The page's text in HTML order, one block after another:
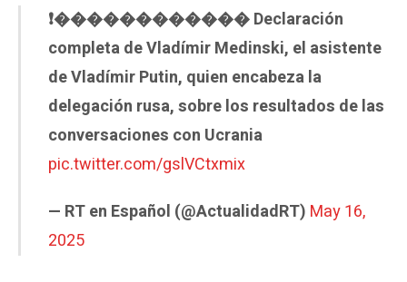
❗️������������ Declaración
completa de Vladímir Medinski, el asistente
de Vladímir Putin, quien encabeza la
delegación rusa, sobre los resultados de las
conversaciones con Ucrania
pic.twitter.com/gslVCtxmix
— RT en Español (@ActualidadRT) May 16,
2025